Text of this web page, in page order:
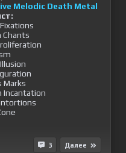
Melodic Death Metal
Chants
Marks
Incantation
3 Далее